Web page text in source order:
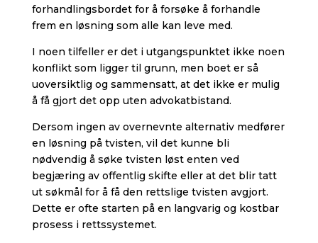
forhandlingsbordet for å forsøke å forhandle
frem en løsning som alle kan leve med.
I noen tilfeller er det i utgangspunktet ikke noen
konflikt som ligger til grunn, men boet er så
uoversiktlig og sammensatt, at det ikke er mulig
å få gjort det opp uten advokatbistand.
Dersom ingen av overnevnte alternativ medfører
en løsning på tvisten, vil det kunne bli
nødvendig å søke tvisten løst enten ved
begjæring av offentlig skifte eller at det blir tatt
ut søkmål for å få den rettslige tvisten avgjort.
Dette er ofte starten på en langvarig og kostbar
prosess i rettssystemet.